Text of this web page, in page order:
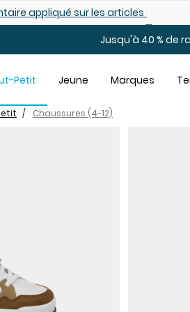
pour bébé
Jusqu'à 40 % de
Petit Jeune Marques
Chaussures (4-12)